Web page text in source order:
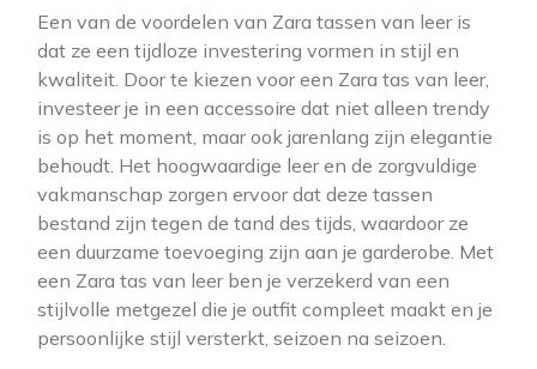
Een van de voordelen van Zara tassen van leer is
dat ze een tijdloze investering vormen in stijl en
kwaliteit. Door te kiezen voor een Zara tas van leer,
investeer je in een accessoire dat niet alleen trendy
is op het moment, maar ook jarenlang zijn elegantie
behoudt. Het hoogwaardige leer en de zorgvuldige
vakmanschap zorgen ervoor dat deze tassen
bestand zijn tegen de tand des tijds, waardoor ze
een duurzame toevoeging zijn aan je garderobe. Met
een Zara tas van leer ben je verzekerd van een
stijlvolle metgezel die je outfit compleet maakt en je
persoonlijke stijl versterkt, seizoen na seizoen.